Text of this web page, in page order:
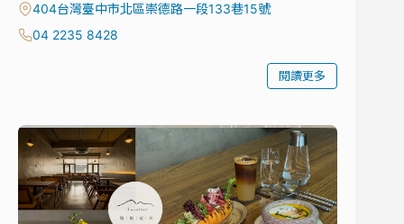
404台灣臺中市北區崇德路一段133巷15號
04 2235 8428
閱讀更多